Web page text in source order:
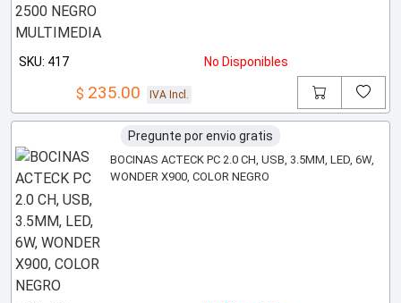
SKU: 417 No Disponibles
$ 235.00 IVA Incl.
Pregunte por envio gratis
BOCINAS ACTECK PC 2.0 CH, USB, 3.5MM, LED, 6W,
WONDER X900, COLOR NEGRO